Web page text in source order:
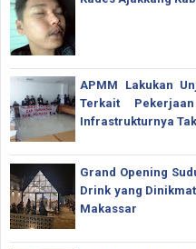
APMM Lakukan
Terkait
Infrastrukturnya
Grand Opening
Drink yang
Makassar